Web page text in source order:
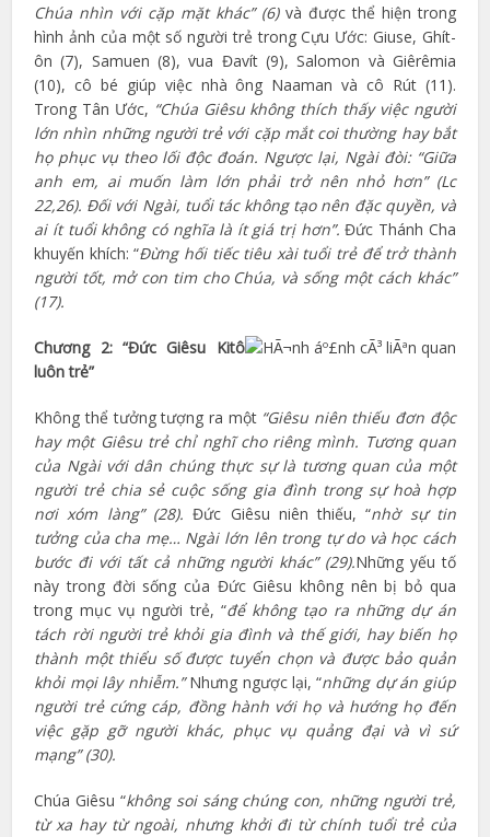
Chúa nhìn với cặp mặt khác” (6) và được thể hiện trong
hình ảnh của một số người trẻ trong Cựu Ước: Giuse, Ghít-
ôn (7), Samuen (8), vua Đavít (9), Salomon và Giêrêmia
(10), cô bé giúp việc nhà ông Naaman và cô Rút (11).
Trong Tân Ước, “Chúa Giêsu không thích thấy việc người
lớn nhìn những người trẻ với cặp mắt coi thường hay bắt
họ phục vụ theo lối độc đoán. Ngược lại, Ngài đòi: “Giữa
anh em, ai muốn làm lớn phải trở nên nhỏ hơn” (Lc
22,26). Đối với Ngài, tuổi tác không tạo nên đặc quyền, và
ai ít tuổi không có nghĩa là ít giá trị hơn”.Đức Thánh Cha
khuyến khích: “Đừng hối tiếc tiêu xài tuổi trẻ để trở thành
người tốt, mở con tim cho Chúa, và sống một cách khác”
(17).
Chương 2: “Đức Giêsu Kitô
luôn trẻ”
Không thể tưởng tượng ra một “Giêsu niên thiếu đơn độc
hay một Giêsu trẻ chỉ nghĩ cho riêng mình. Tương quan
của Ngài với dân chúng thực sự là tương quan của một
người trẻ chia sẻ cuộc sống gia đình trong sự hoà hợp
nơi xóm làng” (28).Đức Giêsu niên thiếu, “nhờ sự tin
tưởng của cha mẹ… Ngài lớn lên trong tự do và học cách
bước đi với tất cả những người khác” (29).Những yếu tố
này trong đời sống của Đức Giêsu không nên bị bỏ qua
trong mục vụ người trẻ, “để không tạo ra những dự án
tách rời người trẻ khỏi gia đình và thế giới, hay biến họ
thành một thiểu số được tuyển chọn và được bảo quản
khỏi mọi lây nhiễm.”Nhưng ngược lại, “những dự án giúp
người trẻ cứng cáp, đồng hành với họ và hướng họ đến
việc gặp gỡ người khác, phục vụ quảng đại và vì sứ
mạng” (30).
Chúa Giêsu “không soi sáng chúng con, những người trẻ,
từ xa hay từ ngoài, nhưng khởi đi từ chính tuổi trẻ của